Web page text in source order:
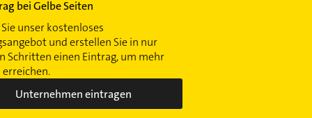
bei Gelbe Seiten
unser kostenloses
und erstellen Sie in nur
Schritten einen Eintrag, um mehr
erreichen.
Unternehmen eintragen